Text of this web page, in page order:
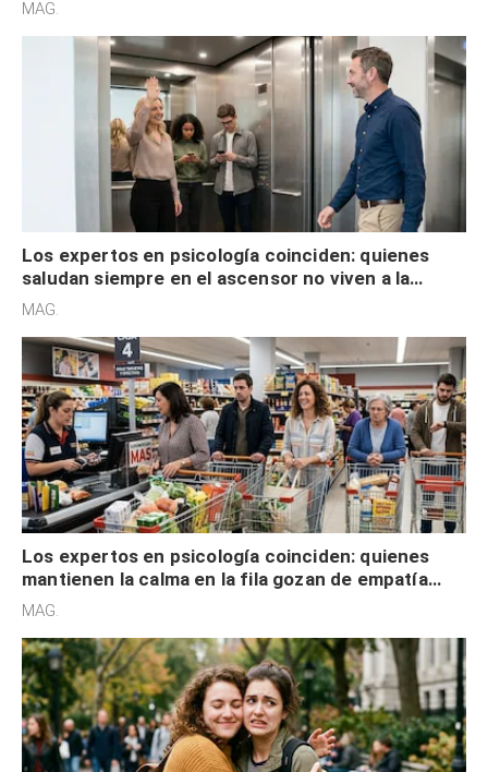
MAG.
Los expertos en psicología coinciden: quienes
saludan siempre en el ascensor no viven a la
defensiva y tienen apertura social
MAG.
Los expertos en psicología coinciden: quienes
mantienen la calma en la fila gozan de empatía
cognitiva, gratitud y no solo tienen autocontrol
MAG.